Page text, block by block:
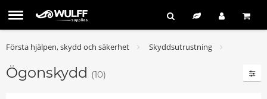
Första hjälpen, skydd och säkerhet Skyddsutrustning
Ögonskydd (10)